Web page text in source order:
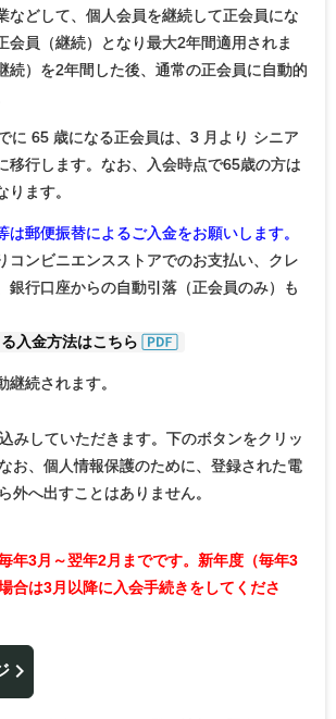
などして、個人会員を継続して正会員にな
会員（継続）となり最大2年間適用されま
続）を2年間した後、通常の正会員に自動的
に 65 歳になる正会員は、3 月より シニア
移行します。なお、入会時点で65歳の方は
ります。
は郵便振替によるご入金をお願いします。
コンビニエンスストアでのお支払い、クレ
銀行口座からの自動引落（正会員のみ）も
入金方法はこちら
継続されます。
みしていただきます。下のボタンをクリッ
お、個人情報保護のために、登録された電
外へ出すことはありません。
年3月～翌年2月までです。新年度（毎年3
合は3月以降に入会手続きをしてくださ